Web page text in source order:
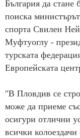
България да стане
поиска
спорта Свилен
Муфтуоглу -
турската
Европейската
"В Пловдив се
може да приеме
осигури отлични
всички